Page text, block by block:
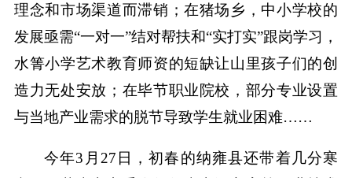
理念和市场渠道而滞销；在猪场乡，中小学校的
发展亟需“一对一”结对帮扶和“实打实”跟岗学习，
水箐小学艺术教育师资的短缺让山里孩子们的创
造力无处安放；在毕节职业院校，部分专业设置
与当地产业需求的脱节导致学生就业困难……
今年3月27日，初春的纳雍县还带着几分寒